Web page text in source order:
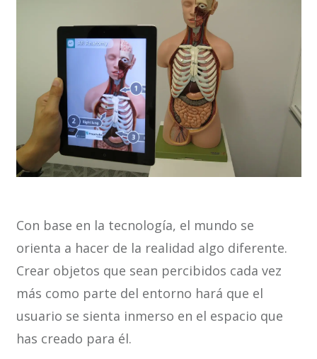
Con base en la tecnología, el mundo se
orienta a hacer de la realidad algo diferente.
Crear objetos que sean percibidos cada vez
más como parte del entorno hará que el
usuario se sienta inmerso en el espacio que
has creado para él.